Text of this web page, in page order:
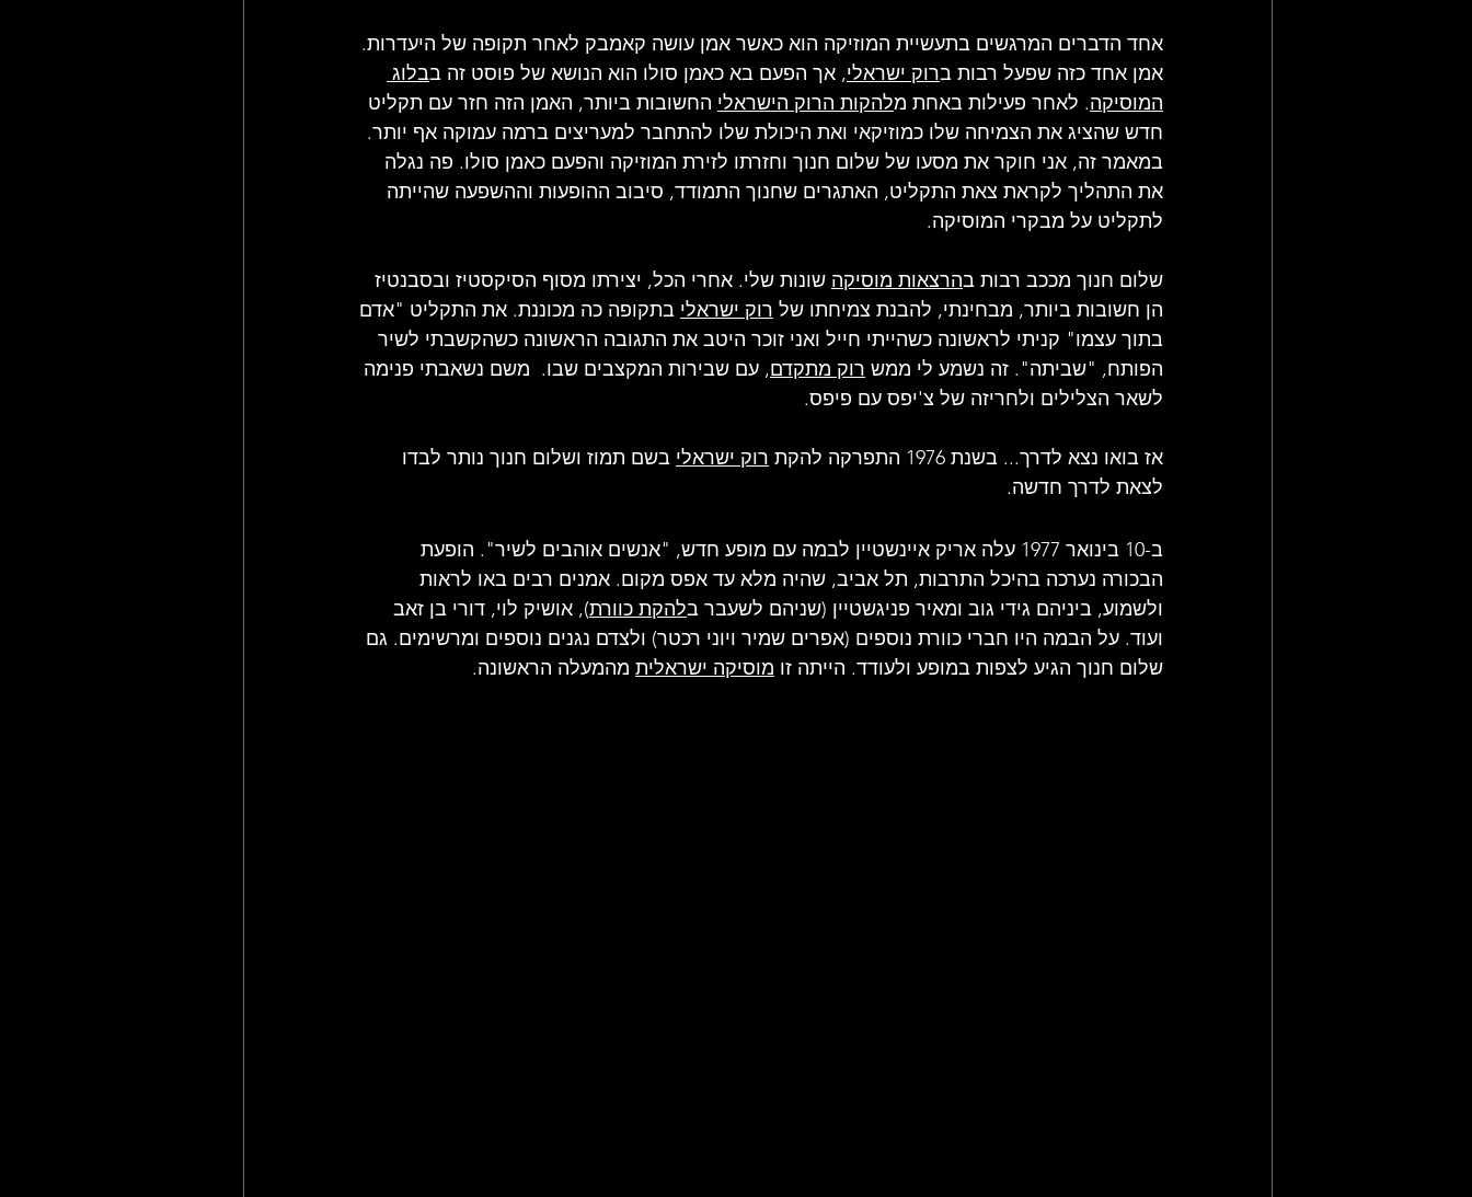
אחד הדברים המרגשים בתעשיית המוזיקה הוא כאשר אמן עושה קאמבק לאחר תקופה של היעדרות.
אמן אחד כזה שפעל רבות ברוק ישראלי, אך הפעם בא כאמן סולו הוא הנושא של פוסט זה בבלוג
המוסיקה. לאחר פעילות באחת מלהקות הרוק הישראלי החשובות ביותר, האמן הזה חזר עם תקליט
חדש שהציג את הצמיחה שלו כמוזיקאי ואת היכולת שלו להתחבר למעריצים ברמה עמוקה אף יותר.
במאמר זה, אני חוקר את מסעו של שלום חנוך וחזרתו לזירת המוזיקה והפעם כאמן סולו. פה נגלה
את התהליך לקראת צאת התקליט, האתגרים שחנוך התמודד, סיבוב ההופעות וההשפעה שהייתה
לתקליט על מבקרי המוסיקה.
שלום חנוך מככב רבות בהרצאות מוסיקה שונות שלי. אחרי הכל, יצירתו מסוף הסיקסטיז ובסבנטיז
הן חשובות ביותר, מבחינתי, להבנת צמיחתו של רוק ישראלי בתקופה כה מכוננת. את התקליט "אדם
בתוך עצמו" קניתי לראשונה כשהייתי חייל ואני זוכר היטב את התגובה הראשונה כשהקשבתי לשיר
הפותח, "שביתה". זה נשמע לי ממש רוק מתקדם, עם שבירות המקצבים שבו.  משם נשאבתי פנימה
לשאר הצלילים ולחריזה של צ'יפס עם פיפס.
אז בואו נצא לדרך... בשנת 1976 התפרקה להקת רוק ישראלי בשם תמוז ושלום חנוך נותר לבדו
לצאת לדרך חדשה.
ב-10 בינואר 1977 עלה אריק איינשטיין לבמה עם מופע חדש, "אנשים אוהבים לשיר". הופעת
הבכורה נערכה בהיכל התרבות, תל אביב, שהיה מלא עד אפס מקום. אמנים רבים באו לראות
ולשמוע, ביניהם גידי גוב ומאיר פניגשטיין (שניהם לשעבר בלהקת כוורת), אושיק לוי, דורי בן זאב
ועוד. על הבמה היו חברי כוורת נוספים (אפרים שמיר ויוני רכטר) ולצדם נגנים נוספים ומרשימים. גם
שלום חנוך הגיע לצפות במופע ולעודד. הייתה זו מוסיקה ישראלית מהמעלה הראשונה.